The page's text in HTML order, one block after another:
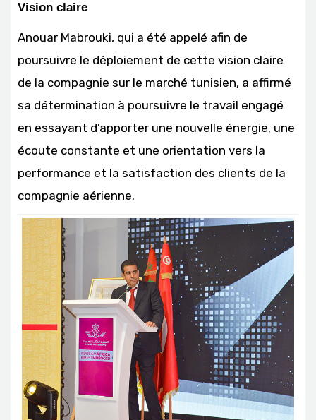
Vision claire
Anouar Mabrouki, qui a été appelé afin de
poursuivre le déploiement de cette vision claire
de la compagnie sur le marché tunisien, a affirmé
sa détermination à poursuivre le travail engagé
en essayant d’apporter une nouvelle énergie, une
écoute constante et une orientation vers la
performance et la satisfaction des clients de la
compagnie aérienne.